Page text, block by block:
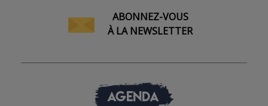
ABONNEZ-VOUS
À LA NEWSLETTER
AGENDA